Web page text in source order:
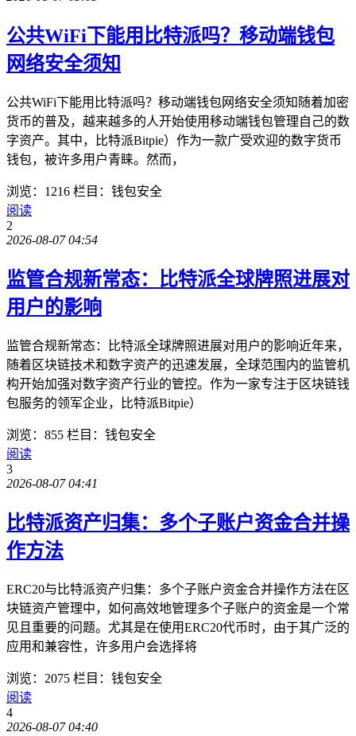
公共WiFi下能用比特派吗？移动端钱包
网络安全须知
公共WiFi下能用比特派吗？移动端钱包网络安全须知随着加密
货币的普及，越来越多的人开始使用移动端钱包管理自己的数
字资产。其中，比特派Bitpie）作为一款广受欢迎的数字货币
钱包，被许多用户青睐。然而，
浏览：1216 栏目：钱包安全
阅读
2
2026-08-07 04:54
监管合规新常态：比特派全球牌照进展对
用户的影响
监管合规新常态：比特派全球牌照进展对用户的影响近年来，
随着区块链技术和数字资产的迅速发展，全球范围内的监管机
构开始加强对数字资产行业的管控。作为一家专注于区块链钱
包服务的领军企业，比特派Bitpie）
浏览：855 栏目：钱包安全
阅读
3
2026-08-07 04:41
比特派资产归集：多个子账户资金合并操
作方法
ERC20与比特派资产归集：多个子账户资金合并操作方法在区
块链资产管理中，如何高效地管理多个子账户的资金是一个常
见且重要的问题。尤其是在使用ERC20代币时，由于其广泛的
应用和兼容性，许多用户会选择将
浏览：2075 栏目：钱包安全
阅读
4
2026-08-07 04:40